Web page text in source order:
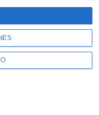
100 consejos para tu